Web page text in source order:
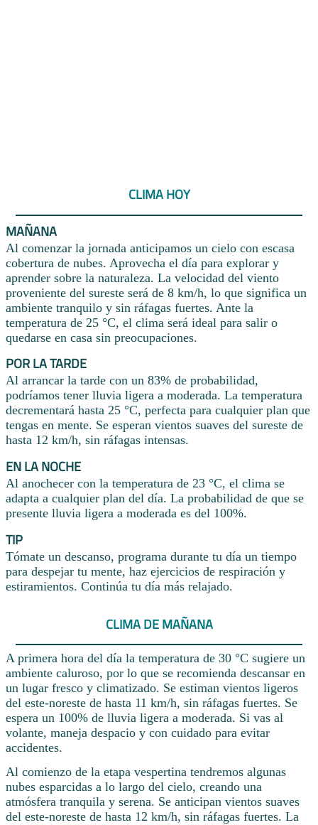
CLIMA HOY
MAÑANA
Al comenzar la jornada anticipamos un cielo con escasa
cobertura de nubes. Aprovecha el día para explorar y
aprender sobre la naturaleza. La velocidad del viento
proveniente del sureste será de 8 km/h, lo que significa un
ambiente tranquilo y sin ráfagas fuertes. Ante la
temperatura de 25 °C, el clima será ideal para salir o
quedarse en casa sin preocupaciones.
POR LA TARDE
Al arrancar la tarde con un 83% de probabilidad,
podríamos tener lluvia ligera a moderada. La temperatura
decrementará hasta 25 °C, perfecta para cualquier plan que
tengas en mente. Se esperan vientos suaves del sureste de
hasta 12 km/h, sin ráfagas intensas.
EN LA NOCHE
Al anochecer con la temperatura de 23 °C, el clima se
adapta a cualquier plan del día. La probabilidad de que se
presente lluvia ligera a moderada es del 100%.
TIP
Tómate un descanso, programa durante tu día un tiempo
para despejar tu mente, haz ejercicios de respiración y
estiramientos. Continúa tu día más relajado.
CLIMA DE MAÑANA
A primera hora del día la temperatura de 30 °C sugiere un
ambiente caluroso, por lo que se recomienda descansar en
un lugar fresco y climatizado. Se estiman vientos ligeros
del este-noreste de hasta 11 km/h, sin ráfagas fuertes. Se
espera un 100% de lluvia ligera a moderada. Si vas al
volante, maneja despacio y con cuidado para evitar
accidentes.
Al comienzo de la etapa vespertina tendremos algunas
nubes esparcidas a lo largo del cielo, creando una
atmósfera tranquila y serena. Se anticipan vientos suaves
del este-noreste de hasta 12 km/h, sin ráfagas fuertes. La